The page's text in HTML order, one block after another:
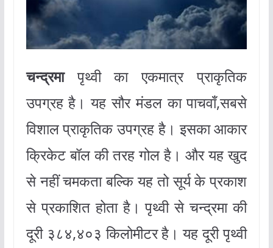
चन्द्रमापृथ्वी का एकमात्र प्राकृतिक
उपग्रह है। यह सौर मंडल का पाचवाँ,सबसे
विशाल प्राकृतिक उपग्रह है। इसका आकार
क्रिकेट बॉल की तरह गोल है। और यह खुद
से नहीं चमकता बल्कि यह तो सूर्य के प्रकाश
से प्रकाशित होता है। पृथ्वी से चन्द्रमा की
दूरी ३८४,४०३ किलोमीटर है। यह दूरी पृथ्वी